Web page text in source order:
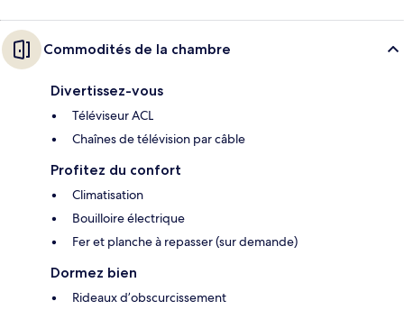
Commodités de la chambre
Divertissez-vous
Téléviseur ACL
Chaînes de télévision par câble
Profitez du confort
Climatisation
Bouilloire électrique
Fer et planche à repasser (sur demande)
Dormez bien
Rideaux d’obscurcissement